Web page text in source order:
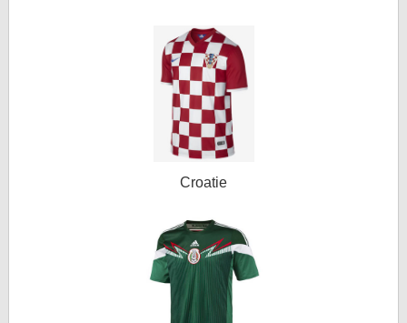
Croatie